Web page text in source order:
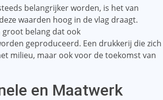
belangrijker worden, is het van
waarden hoog in de vlag draagt.
groot belang dat ook
geproduceerd. Een drukkerij die zich
milieu, maar ook voor de toekomst van
en Maatwerk